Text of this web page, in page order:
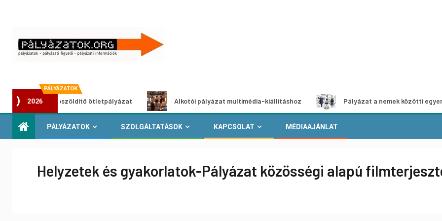
PÁLYÁZATOK
2026
Városzöldítő ötletpályázat Alkotói pályázat multimédia-kiállításhoz Pályázat a nemek közötti egyenlőség
PÁLYÁZATOK SZOLGÁLTATÁSOK KAPCSOLAT MÉDIAAJÁNLAT
Helyzetek és gyakorlatok-Pályázat közösségi alapú